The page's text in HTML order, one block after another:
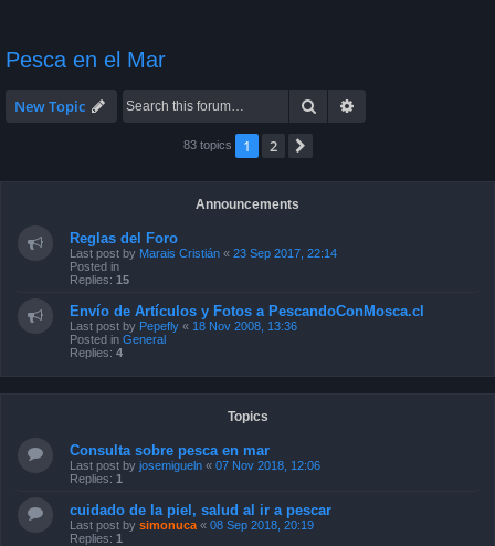
Pesca en el Mar
New Topic Search
83 topics 1 2
Announcements
Reglas del Foro
Last post by Marais Cristián « 23 Sep 2017, 22:14
Posted in
Replies: 15
Envío de Artículos y Fotos a PescandoConMosca.cl
Last post by Pepefly « 18 Nov 2008, 13:36
Posted in General
Replies: 4
Topics
Consulta sobre pesca en mar
Last post by josemigueln « 07 Nov 2018, 12:06
Replies: 1
cuidado de la piel, salud al ir a pescar
Last post by simonuca « 08 Sep 2018, 20:19
Replies: 1